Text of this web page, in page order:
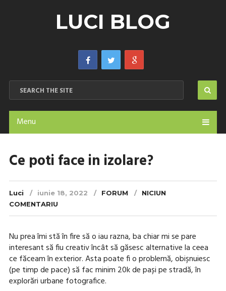
LUCI BLOG
Menu
Ce poti face in izolare?
Luci iunie 18, 2022 FORUM
NICIUN
COMENTARIU
Nu prea îmi stă în fire să o iau razna, ba chiar mi se pare
interesant să fiu creativ încât să găsesc alternative la ceea
ce făceam în exterior. Asta poate fi o problemă, obișnuiesc
(pe timp de pace) să fac minim 20k de pași pe stradă, în
explorări urbane fotografice.